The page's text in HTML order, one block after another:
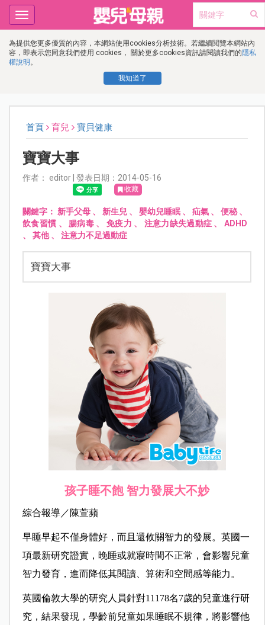
為提供您更多優質的內容，本網站使用cookies分析技術。若繼續閱覽本網站內
容，即表示您同意我們使用 cookies， 關於更多cookies資訊請閱讀我們的隱私
權說明 。
我知道了
Toggle
navigation
首頁 育兒 寶貝健康
寶寶大事
作者： editor | 發表日期：2014-05-16
收藏
關鍵字： 新手父母 、 新生兒 、嬰幼兒睡眠 、疝氣 、便秘、
飲食習慣 、 腸病毒 、 免疫力 、 注意力缺失過動症 、ADHD
、 其他、 注意力不足過動症
寶寶大事
孩子睡不飽 智力發展大不妙
綜合報導／陳萱蘋
早睡早起不僅身體好，而且還攸關智力的發展。英國一
項最新研究證實，晚睡或就寢時間不正常，會影響兒童
智力發育，進而降低其閱讀、算術和空間感等能力。
英國倫敦大學的研究人員針對11178名7歲的兒童進行研
究，結果發現，學齡前兒童如果睡眠不規律，將影響他